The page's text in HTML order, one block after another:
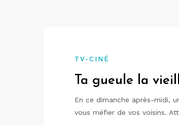
TV-CINÉ
Ta gueule la
En ce dimanche après-midi,
vous méfier de vos voisins.